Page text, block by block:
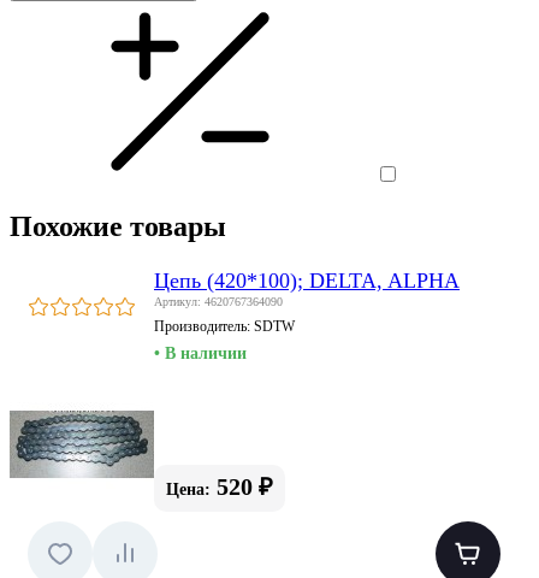
Похожие товары
Цепь (420*100); DELTA, ALPHA
Артикул: 4620767364090
Производитель: SDTW
• В наличии
Цена: 520 ₽